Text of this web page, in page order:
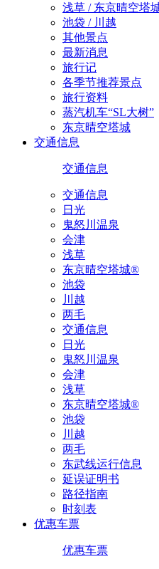
浅草 / 东京晴空塔
池袋 / 川越
其他景点
最新消息
旅行记
各季节推荐景点
旅行资料
蒸汽机车“SL大树”
东京晴空塔城
交通信息
交通信息
交通信息
日光
鬼怒川温泉
会津
浅草
东京晴空塔城®
池袋
川越
两毛
交通信息
日光
鬼怒川温泉
会津
浅草
东京晴空塔城®
池袋
川越
两毛
东武线运行信息
延误证明书
路径指南
时刻表
优惠车票
优惠车票